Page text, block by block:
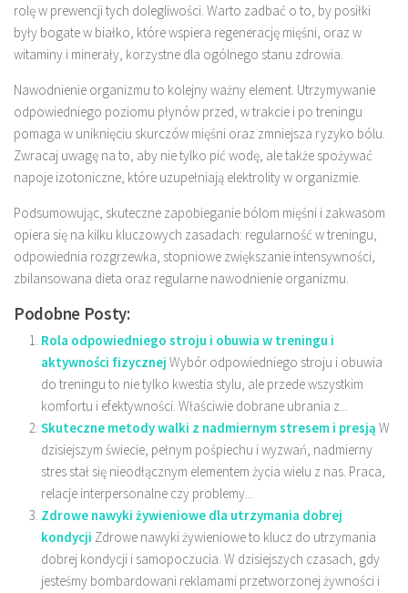
rolę w prewencji tych dolegliwości. Warto zadbać o to, by posiłki
były bogate w białko, które wspiera regenerację mięśni, oraz w
witaminy i minerały, korzystne dla ogólnego stanu zdrowia.
Nawodnienie organizmu to kolejny ważny element. Utrzymywanie
odpowiedniego poziomu płynów przed, w trakcie i po treningu
pomaga w uniknięciu skurczów mięśni oraz zmniejsza ryzyko bólu.
Zwracaj uwagę na to, aby nie tylko pić wodę, ale także spożywać
napoje izotoniczne, które uzupełniają elektrolity w organizmie.
Podsumowując, skuteczne zapobieganie bólom mięśni i zakwasom
opiera się na kilku kluczowych zasadach: regularność w treningu,
odpowiednia rozgrzewka, stopniowe zwiększanie intensywności,
zbilansowana dieta oraz regularne nawodnienie organizmu.
Podobne Posty:
Rola odpowiedniego stroju i obuwia w treningu i
aktywności fizycznej Wybór odpowiedniego stroju i obuwia
do treningu to nie tylko kwestia stylu, ale przede wszystkim
komfortu i efektywności. Właściwie dobrane ubrania z...
Skuteczne metody walki z nadmiernym stresem i presją W
dzisiejszym świecie, pełnym pośpiechu i wyzwań, nadmierny
stres stał się nieodłącznym elementem życia wielu z nas. Praca,
relacje interpersonalne czy problemy...
Zdrowe nawyki żywieniowe dla utrzymania dobrej
kondycji Zdrowe nawyki żywieniowe to klucz do utrzymania
dobrej kondycji i samopoczucia. W dzisiejszych czasach, gdy
jesteśmy bombardowani reklamami przetworzonej żywności i